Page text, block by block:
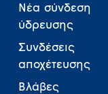
Νέα σύνδεση
ύδρευσης
Συνδέσεις
αποχέτευσης
Βλάβες